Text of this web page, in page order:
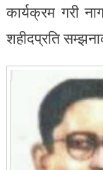
कार्यक्रम गरी
शहीदप्रति